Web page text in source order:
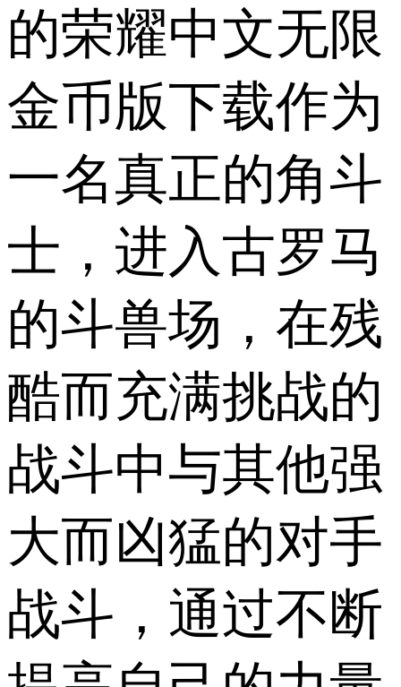
的荣耀中文无限
金币版下载作为
一名真正的角斗
士，进入古罗马
的斗兽场，在残
酷而充满挑战的
战斗中与其他强
大而凶猛的对手
战斗，通过不断